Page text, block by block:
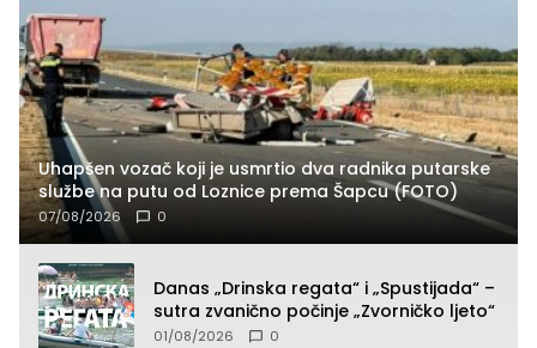
Uhapšen vozač koji je usmrtio dva radnika putarske
službe na putu od Loznice prema Šapcu (FOTO)
07/08/2026 0
Danas „Drinska regata“ i „Spustijada“ –
sutra zvanično počinje „Zvorničko ljeto“
01/08/2026 0